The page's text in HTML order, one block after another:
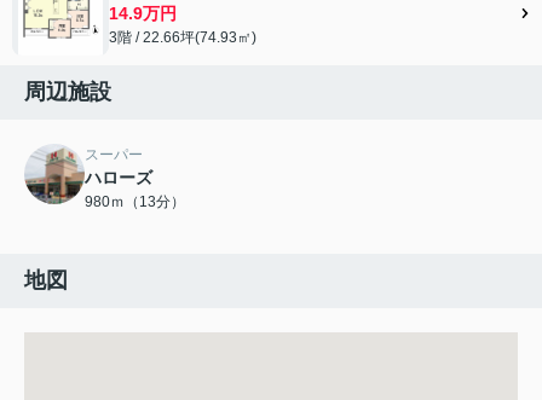
14.9万円
3階 / 22.66坪(74.93㎡)
周辺施設
スーパー
ハローズ
980ｍ（13分）
地図